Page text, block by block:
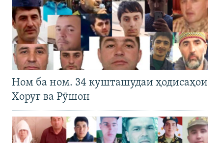
Ном ба ном. 34 кушташудаи ҳодисаҳои
Хоруғ ва Рӯшон